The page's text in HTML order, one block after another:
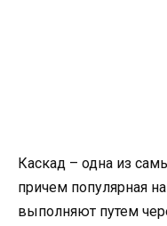
Каскад – одна из
причем популярная
выполняют путем